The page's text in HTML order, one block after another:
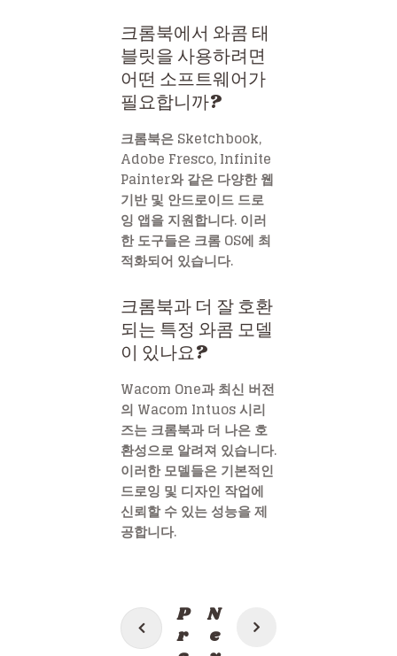
크롬북에서 와콤 태
블릿을 사용하려면
어떤 소프트웨어가
필요합니까?
크롬북은 Sketchbook,
Adobe Fresco, Infinite
Painter와 같은 다양한 웹
기반 및 안드로이드 드로
잉 앱을 지원합니다. 이러
한 도구들은 크롬 OS에 최
적화되어 있습니다.
크롬북과 더 잘 호환
되는 특정 와콤 모델
이 있나요?
Wacom One과 최신 버전
의 Wacom Intuos 시리
즈는 크롬북과 더 나은 호
환성으로 알려져 있습니다.
이러한 모델들은 기본적인
드로잉 및 디자인 작업에
신뢰할 수 있는 성능을 제
공합니다.
Post
navigation
P
r
N
e